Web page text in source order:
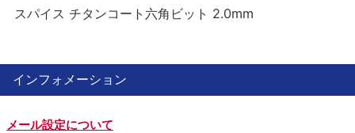
スパイス チタンコート六角ビット 2.0mm
インフォメーション
メール設定について